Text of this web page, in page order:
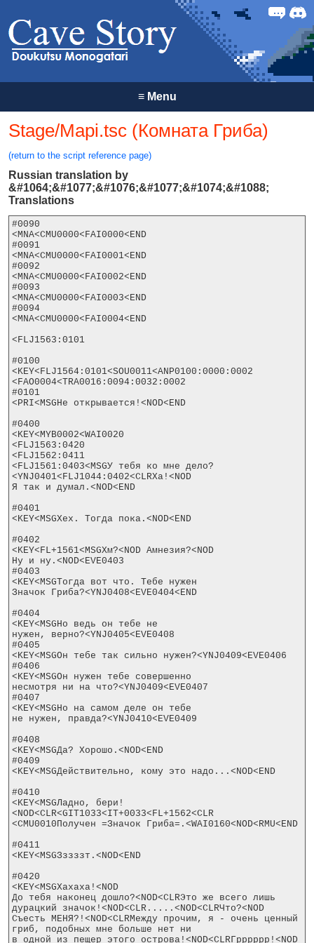
Forum
≡Menu
Stage/Mapi.tsc (Комната Гриба)
(return to the script reference page)
Russian translation by
&#1064;&#1077;&#1076;&#1077;&#1074;&#1088;
Translations
#0090
<MNA<CMU0000<FAI0000<END
#0091
<MNA<CMU0000<FAI0001<END
#0092
<MNA<CMU0000<FAI0002<END
#0093
<MNA<CMU0000<FAI0003<END
#0094
<MNA<CMU0000<FAI0004<END
<FLJ1563:0101
#0100
<KEY<FLJ1564:0101<SOU0011<ANP0100:0000:0002
<FAO0004<TRA0016:0094:0032:0002
#0101
<PRI<MSGНе открывается!<NOD<END
#0400
<KEY<MYB0002<WAI0020
<FLJ1563:0420
<FLJ1562:0411
<FLJ1561:0403<MSGУ тебя ко мне дело?
<YNJ0401<FLJ1044:0402<CLRХа!<NOD
Я так и думал.<NOD<END
#0401
<KEY<MSGХех. Тогда пока.<NOD<END
#0402
<KEY<FL+1561<MSGХм?<NOD Амнезия?<NOD
Ну и ну.<NOD<EVE0403
#0403
<KEY<MSGТогда вот что. Тебе нужен
Значок Гриба?<YNJ0408<EVE0404<END
#0404
<KEY<MSGНо ведь он тебе не
нужен, верно?<YNJ0405<EVE0408
#0405
<KEY<MSGОн тебе так сильно нужен?<YNJ0409<EVE0406
#0406
<KEY<MSGОн нужен тебе совершенно
несмотря ни на что?<YNJ0409<EVE0407
#0407
<KEY<MSGНо на самом деле он тебе
не нужен, правда?<YNJ0410<EVE0409
#0408
<KEY<MSGДа? Хорошо.<NOD<END
#0409
<KEY<MSGДействительно, кому это надо...<NOD<END
#0410
<KEY<MSGЛадно, бери!
<NOD<CLR<GIT1033<IT+0033<FL+1562<CLR
<CMU0010Получен =Значок Гриба=.<WAI0160<NOD<RMU<END
#0411
<KEY<MSGЗззззт.<NOD<END
#0420
<KEY<MSGХахаха!<NOD
До тебя наконец дошло?<NOD<CLRЭто же всего лишь
дурацкий значок!<NOD<CLR.....<NOD<CLRЧто?<NOD
Съесть МЕНЯ?!<NOD<CLRМежду прочим, я - очень ценный
гриб, подобных мне больше нет ни
в одной из пещер этого острова!<NOD<CLRГрррррр!<NOD